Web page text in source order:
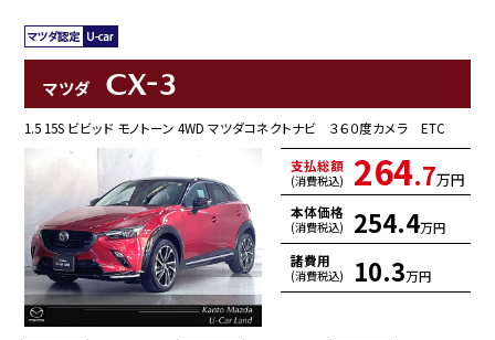
マツダ CX-3
1.5 15S ビビッド モノトーン 4WD マツダコネクトナビ ３６０度カメラ ETC
支払総額
(消費税込) 264.7万円
本体価格
(消費税込) 254.4万円
諸費用
(消費税込) 10.3万円